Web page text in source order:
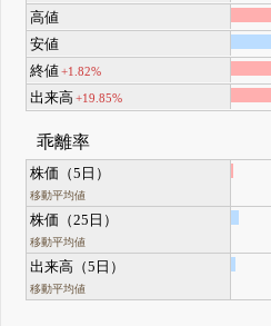
高値
安値
終値+1.82%
出来高 +19.85%
乖離率
株価（5日）
移動平均値
株価（25日）
移動平均値
出来高（5日）
移動平均値